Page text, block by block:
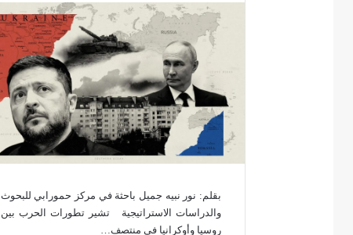
بقلم: نور نبيه جميل باحثة في مركز حمورابي للبحوث
والدراسات الاستراتيجية تشير تطورات الحرب بين
روسيا وأوكرانيا في منتصف…